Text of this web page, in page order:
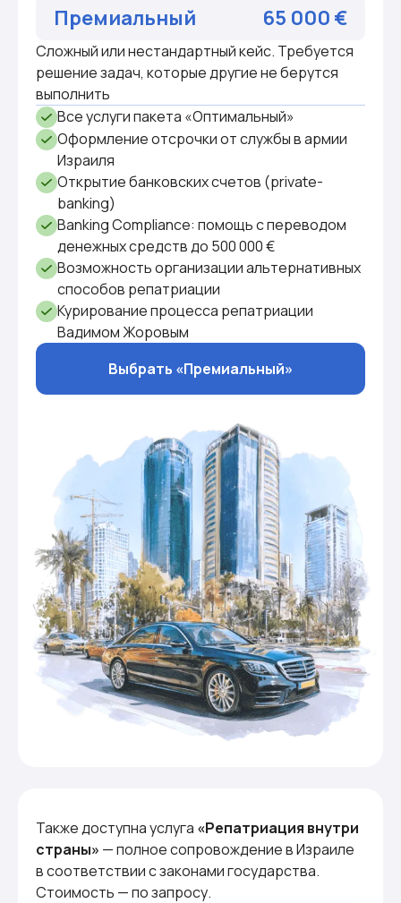
Премиальный 65 000 €
Сложный или нестандартный кейс. Требуется
решение задач, которые другие не берутся
выполнить
Все услуги пакета «Оптимальный»
Оформление отсрочки от службы в армии
Израиля
Открытие банковских счетов (private-
banking)
Banking Compliance: помощь с переводом
денежных средств до 500 000 €
Возможность организации альтернативных
способов репатриации
Курирование процесса репатриации
Вадимом Жоровым
Выбрать «Премиальный»
Также доступна услуга «Репатриация внутри
страны» — полное сопровождение в Израиле
в соответствии с законами государства.
Стоимость — по запросу.